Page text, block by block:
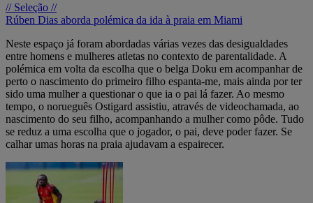
// Seleção //
Rúben Dias aborda polémica da ida à praia em Miami
Neste espaço já foram abordadas várias vezes das desigualdades
entre homens e mulheres atletas no contexto de parentalidade. A
polémica em volta da escolha que o belga Doku em acompanhar de
perto o nascimento do primeiro filho espanta-me, mais ainda por ter
sido uma mulher a questionar o que ia o pai lá fazer. Ao mesmo
tempo, o norueguês Ostigard assistiu, através de videochamada, ao
nascimento do seu filho, acompanhando a mulher como pôde. Tudo
se reduz a uma escolha que o jogador, o pai, deve poder fazer. Se
calhar umas horas na praia ajudavam a espairecer.